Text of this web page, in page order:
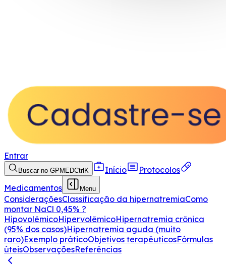
Entrar
Buscar no GPMEDCtrl K Início
Protocolos
Medicamentos
Menu
ConsideraçõesClassificação da hipernatremiaComo
montar NaCl 0,45% ?
HipovolêmicoHipervolêmicoHipernatremia crônica
(95% dos casos)Hipernatremia aguda (muito
raro)Exemplo práticoObjetivos terapêuticosFórmulas
úteisObservaçõesReferências